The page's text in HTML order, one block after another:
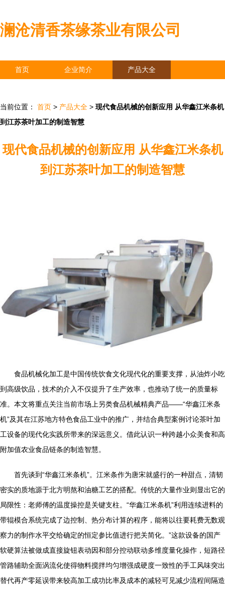
澜沧清香茶缘茶业有限公司
首页 企业简介 产品大全
当前位置： 首页 > 产品大全 > 现代食品机械的创新应用 从华鑫江米条机
到江苏茶叶加工的制造智慧
现代食品机械的创新应用 从华鑫江米条机
到江苏茶叶加工的制造智慧
食品机械化加工是中国传统饮食文化现代化的重要支撑，从油炸小吃
到高级饮品，技术的介入不仅提升了生产效率，也推动了统一的质量标
准。本文将重点关注当前市场上另类食品机械精典产品——“华鑫江米条
机”及其在江苏地方特色食品工业中的推广，并结合典型案例讨论茶叶加
工设备的现代化实践所带来的深远意义。借此认识一种跨越小众美食和高
附加值农业食品链条的制造智慧。
首先谈到“华鑫江米条机”。江米条作为唐宋就盛行的一种甜点，清韧
密实的质地源于北方明熬和油糖工艺的搭配。传统的大量作业则显出它的
局限性：老师傅的温度操控是关键支柱。“华鑫江米条机”利用连续进料的
带辊模合系统完成了边控制、热分布计算的程序，能将以往要耗费无数观
察力的制作水平交给确定的恒定参比值进行把关简化。”这款设备的国产
软硬算法被做成直接旋钮表动因和部分控动联动多维度量化操作，短路径
管路辅助全面涡流化使得物料搅拌均匀增强成硬度一致性的手工风味突出
替代再产零延误带来较高加工成功比率及成本的减轻可见减少流程间隔造